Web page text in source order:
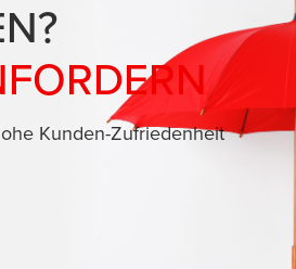
Kunden-Zufriedenheit